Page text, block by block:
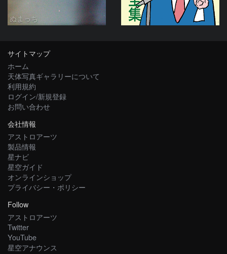
ぬまっち
サイトマップ
ホーム
天体写真ギャラリーについて
利用規約
ログイン/新規登録
お問い合わせ
会社情報
アストロアーツ
製品情報
星ナビ
星空ガイド
オンラインショップ
プライバシー・ポリシー
Follow
アストロアーツ
Twitter
YouTube
星空アナウンス